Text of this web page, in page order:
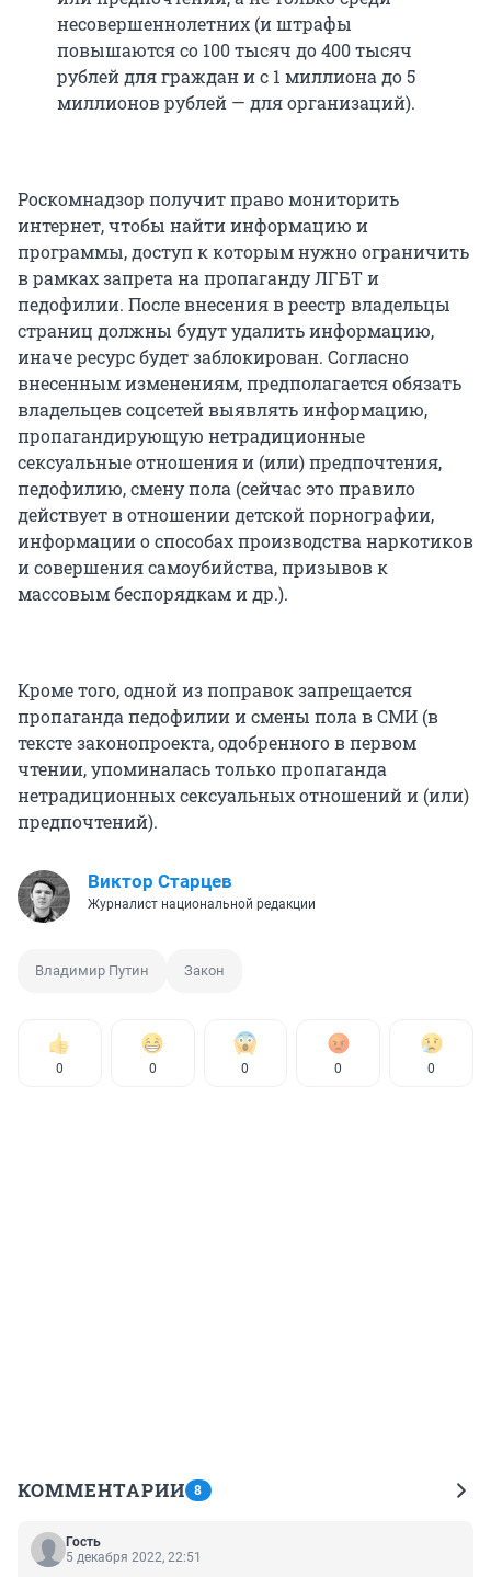
несовершеннолетних (и штрафы
повышаются со 100 тысяч до 400 тысяч
рублей для граждан и с 1 миллиона до 5
миллионов рублей — для организаций).
Роскомнадзор получит право мониторить
интернет, чтобы найти информацию и
программы, доступ к которым нужно ограничить
в рамках запрета на пропаганду ЛГБТ и
педофилии. После внесения в реестр владельцы
страниц должны будут удалить информацию,
иначе ресурс будет заблокирован. Согласно
внесенным изменениям, предполагается обязать
владельцев соцсетей выявлять информацию,
пропагандирующую нетрадиционные
сексуальные отношения и (или) предпочтения,
педофилию, смену пола (сейчас это правило
действует в отношении детской порнографии,
информации о способах производства наркотиков
и совершения самоубийства, призывов к
массовым беспорядкам и др.).
Кроме того, одной из поправок запрещается
пропаганда педофилии и смены пола в СМИ (в
тексте законопроекта, одобренного в первом
чтении, упоминалась только пропаганда
нетрадиционных сексуальных отношений и (или)
предпочтений).
Виктор Старцев
Журналист национальной редакции
Владимир Путин Закон
0 0 0 0 0
КОММЕНТАРИИ 8
Гость
5 декабря 2022, 22:51